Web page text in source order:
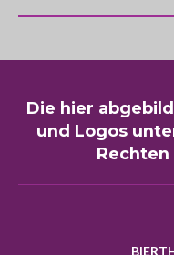
Die hier
und Logos